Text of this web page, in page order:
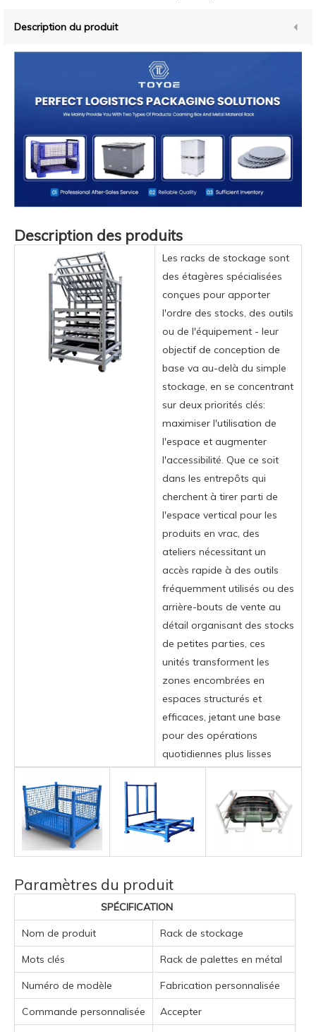
Description du produit
Description des produits
Les racks de stockage sont
des étagères spécialisées
conçues pour apporter
l'ordre des stocks, des outils
ou de l'équipement - leur
objectif de conception de
base va au-delà du simple
stockage, en se concentrant
sur deux priorités clés:
maximiser l'utilisation de
l'espace et augmenter
l'accessibilité. Que ce soit
dans les entrepôts qui
cherchent à tirer parti de
l'espace vertical pour les
produits en vrac, des
ateliers nécessitant un
accès rapide à des outils
fréquemment utilisés ou des
arrière-bouts de vente au
détail organisant des stocks
de petites parties, ces
unités transforment les
zones encombrées en
espaces structurés et
efficaces, jetant une base
pour des opérations
quotidiennes plus lisses
Paramètres du produit
SPÉCIFICATION
Nom de produit Rack de stockage
Mots clés Rack de palettes en métal
Numéro de modèle Fabrication personnalisée
Commande personnalisée Accepter